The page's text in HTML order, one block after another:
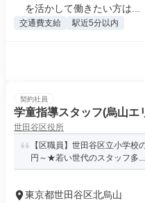
を活かして働きたい方は...
交通費支給 駅近5分以内
契約社員
学童指導スタッフ(烏山エ
世田谷区役所
【区職員】世田谷区立小学
円～★若い世代のスタッフ多...
東京都世田谷区北烏山